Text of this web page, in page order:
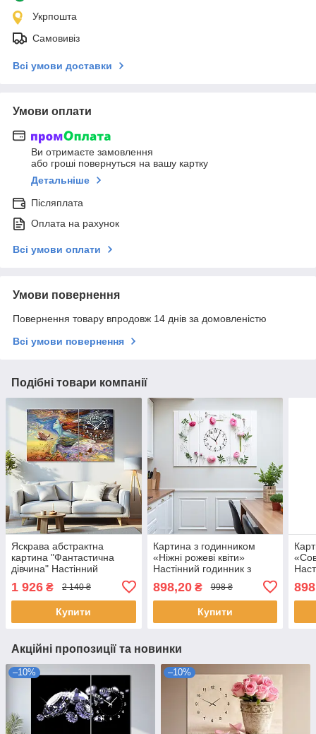
Укрпошта
Самовивіз
Всі умови доставки
Умови оплати
Ви отримаєте замовлення
або гроші повернуться на вашу картку
Детальніше
Післяплата
Оплата на рахунок
Всі умови оплати
Умови повернення
Повернення товару впродовж 14 днів за домовленістю
Всі умови повернення
Подібні товари компанії
Яскрава абстрактна
картина "Фантастична
дівчина" Настінний
безшумний годинник для
сучасного інтер'єру
100х60 см з 2х частин
1 926 ₴ 2 140 ₴
Купити
Картина з годинником
«Ніжні рожеві квіти»
Настінний годинник з
Світлий декор 60х40 см
898,20₴ 998 ₴
Купити
Акційні пропозиції та новинки
–10% –10%